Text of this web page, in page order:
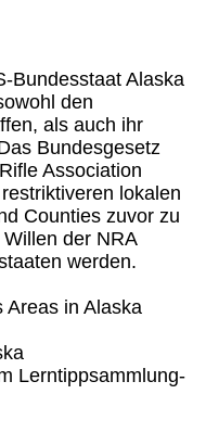
Bundesstaat Alaska
den
als auch ihr
Bundesgesetz
Association
lokalen
Counties zuvor zu
der NRA
werden.
Areas in Alaska
Lerntippsammlung-